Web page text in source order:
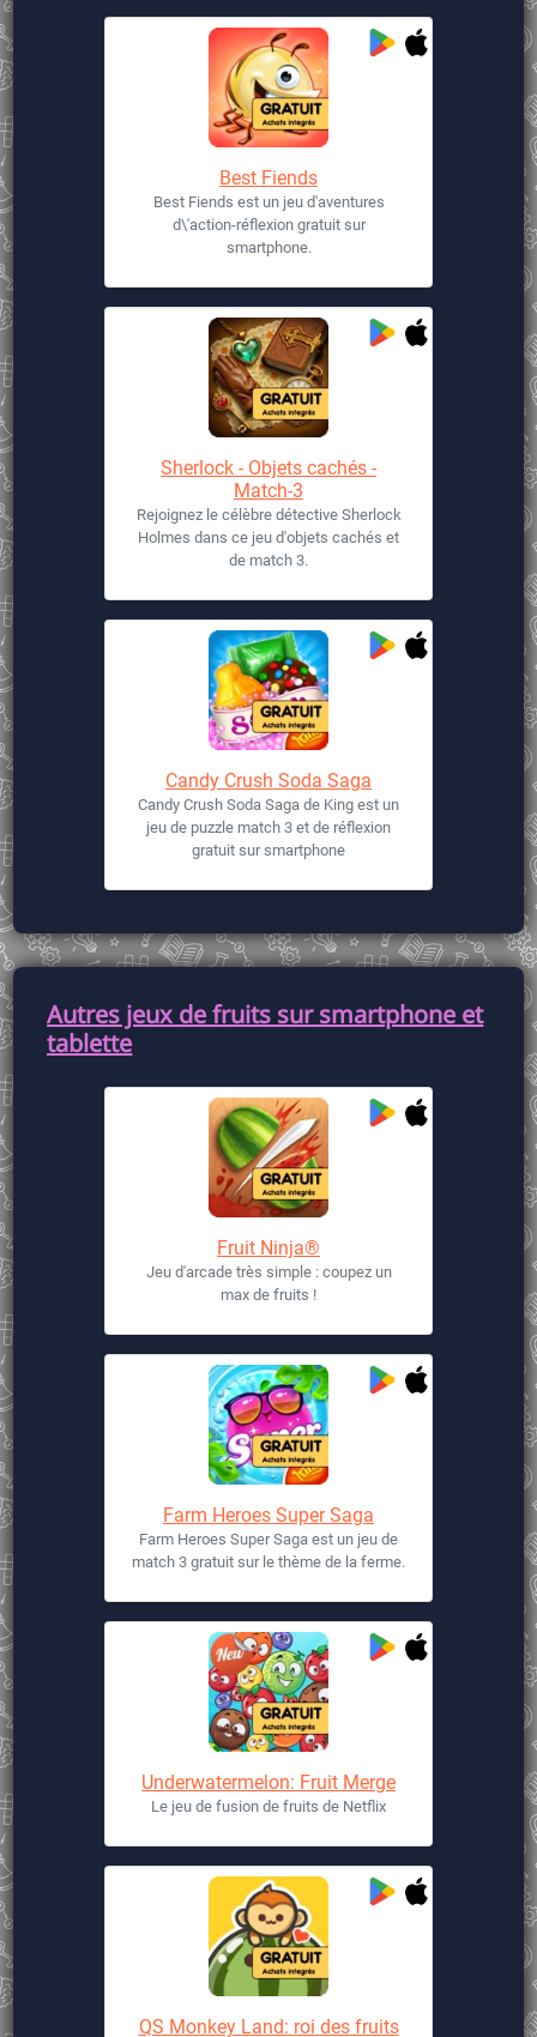
Best Fiends
Best Fiends est un jeu d'aventures
d\'action-réflexion gratuit sur
smartphone.
Sherlock - Objets cachés -
Match-3
Rejoignez le célèbre détective Sherlock
Holmes dans ce jeu d'objets cachés et
de match 3.
Candy Crush Soda Saga
Candy Crush Soda Saga de King est un
jeu de puzzle match 3 et de réflexion
gratuit sur smartphone
Autres jeux de fruits sur smartphone et
tablette
Fruit Ninja®
Jeu d'arcade très simple : coupez un
max de fruits !
Farm Heroes Super Saga
Farm Heroes Super Saga est un jeu de
match 3 gratuit sur le thème de la ferme.
Underwatermelon: Fruit Merge
Le jeu de fusion de fruits de Netflix
QS Monkey Land: roi des fruits